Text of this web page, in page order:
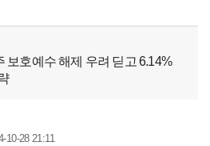
보호예수 해제 우려 딛고 6.14%
10-28 21:11